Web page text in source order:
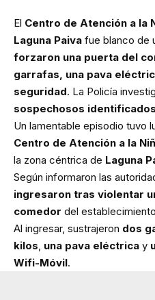
El Centro de Atención a la
Laguna Paiva fue blanco de
forzaron una puerta del
garrafas, una pava
seguridad. La Policía
sospechosos identificados
Un lamentable episodio tuvo
Centro de Atención a la
la zona céntrica de Laguna
Según informaron las
ingresaron tras violentar
comedor del
Al ingresar, sustrajeron dos
kilos una pava eléctrica y
Wifi-Móvil.